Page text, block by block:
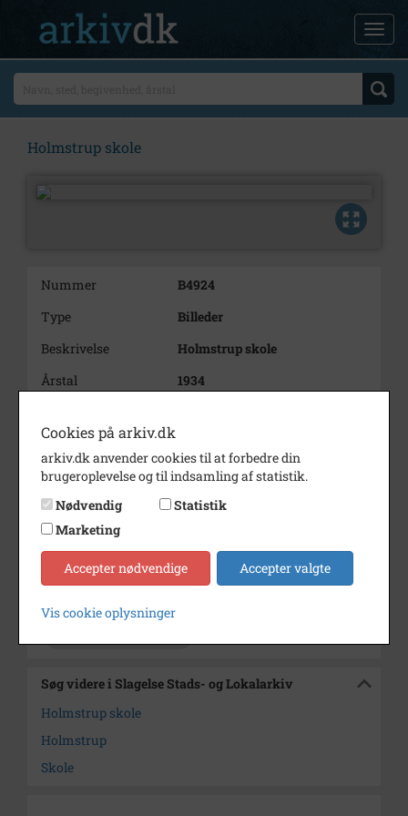
Holmstrup skole
Nummer
B4924
Type
Billeder
Beskrivelse
Holmstrup skole
Årstal
1934
Fotograf
Se på kort
Type
Sogn (1000-2050)
Enhed
Kommune) (1000-2050)
Arkiv
Slagelse Stads- og Lokalarkiv
Søg videre i Slagelse Stads- og Lokalarkiv
Holmstrup skole
Holmstrup
Skole
Cookies på arkiv.dk
arkiv.dk anvender cookies til at forbedre din
brugeroplevelse og til indsamling af statistik.
Nødvendig
Statistik
Marketing
Accepter nødvendige Accepter valgte
Vis cookie oplysninger